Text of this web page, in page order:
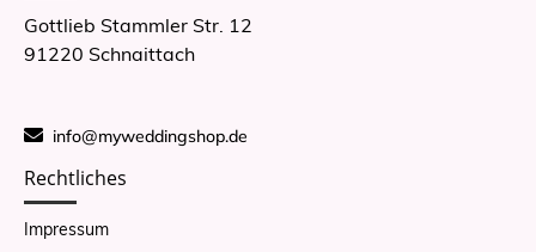
Gottlieb Stammler Str. 12
91220 Schnaittach
info@myweddingshop.de
Rechtliches
Impressum